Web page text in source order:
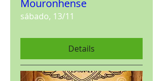
Mouronhense
sábado, 13/11
Details